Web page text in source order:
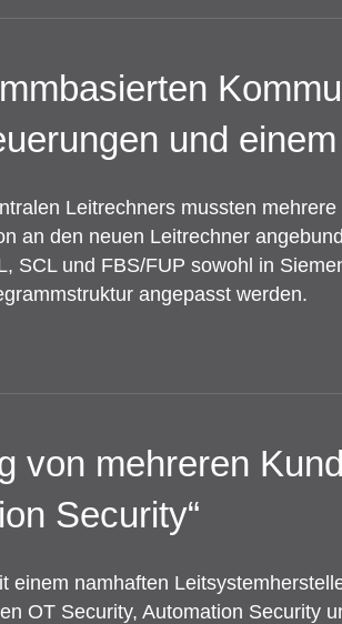
und
Leitrechners mussten
an den neuen Leitrechner
SCL und FBS/FUP sowohl in
angepasst werden.
von mehreren
Security“
einem namhaften
OT Security, Automation Security